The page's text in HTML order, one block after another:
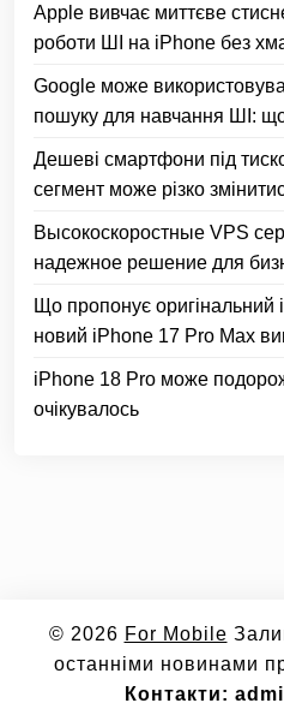
Apple вивчає миттєве
роботи ШІ на iPhone без
Google може
пошуку для навчання ШІ:
Дешеві смартфони під
сегмент може різко
Высокоскоростные VPS
надежное решение для
Що пропонує
новий iPhone 17 Pro Max
iPhone 18 Pro може
очікувалось
© 2026 For Mobile
останніми новинами
Контакти: